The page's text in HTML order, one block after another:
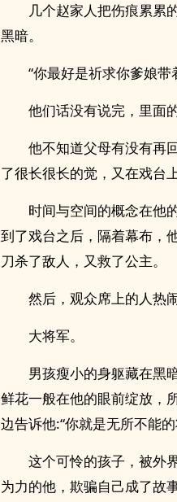
几个赵家人把伤痕累累
黑暗。
“你最好是祈求你爹娘
他们话没有说完，里面
他不知道父母有没有再
了很长很长的觉，又在戏台
时间与空间的概念在他
到了戏台之后，隔着幕布，
刀杀了敌人，又救了公主。
然后，观众席上的人热
大将军。
男孩瘦小的身躯藏在黑
鲜花一般在他的眼前绽放，
边告诉他:“你就是无所不能
这个可怜的孩子，被外
为力的他，欺骗自己成了故